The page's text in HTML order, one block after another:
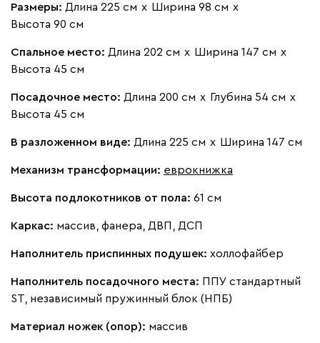
Вулли
092 100 230 380
Размеры: Длина 225 см х Ширина 98 см х
Высота 90 см
Спальное место: Длина 202 см х Ширина 147 см х
Высота 45 см
Посадочное место: Длина 200 см х Глубина 54 см х
Высота 45 см
В разложенном виде: Длина 225 см х Ширина 147 см
Механизм трансформации: еврокнижка
Высота подлокотников от пола: 61 см
Каркас: массив, фанера, ДВП, ДСП
Наполнитель приспинных подушек: холлофайбер
Наполнитель посадочного места: ППУ стандартный
ST, независимый пружинный блок (НПБ)
Материал ножек (опор): массив